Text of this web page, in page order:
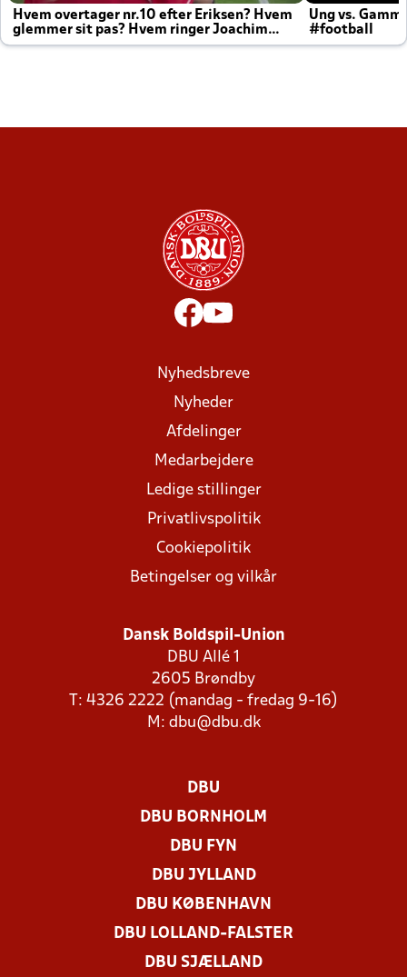
Hvem overtager nr.10 efter Eriksen? Hvem
glemmer sit pas? Hvem ringer Joachim
altid til efter kampe?
Ung vs.
#football
Nyhedsbreve
Nyheder
Afdelinger
Medarbejdere
Ledige stillinger
Privatlivspolitik
Cookiepolitik
Betingelser og vilkår
Dansk Boldspil-Union
DBU Allé 1
2605 Brøndby
T: 4326 2222 (mandag - fredag 9-16)
M: dbu@dbu.dk
DBU
DBU BORNHOLM
DBU FYN
DBU JYLLAND
DBU KØBENHAVN
DBU LOLLAND-FALSTER
DBU SJÆLLAND